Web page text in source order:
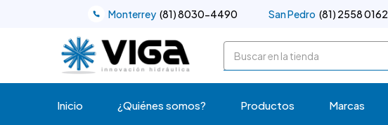
Monterrey (81) 8030-4490 San Pedro (81) 2558 0162
Buscar
Inicio ¿Quiénes somos? Productos Marcas